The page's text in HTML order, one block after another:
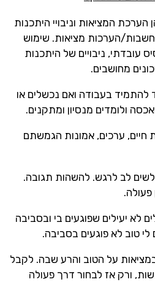
המציאות וניבויי היתכנות
הערכות מציאות. שימוש
עובדתי, ניבויים של היתכנות
מחושבים.
להתמיד בעבודה ואם נכשלים או
ולומדים מנסיון ומתקנים.
חיים, ערכים, אמונות הגמשתם
לשים לב לרגש. להשהות תגובה.
פעולה.
לא יעילים שפוגעים בי ובסביבה
לי טוב לא פוגעים בסביבה.
על הטוב והרע שבה. לקבל
ורק אז לבחור דרך פעולה